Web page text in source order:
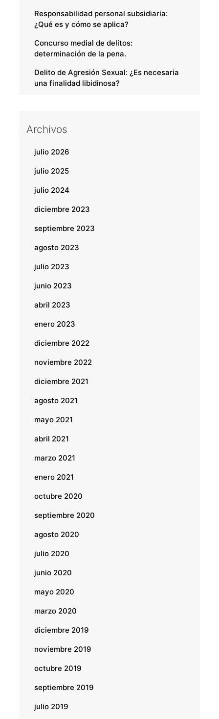
Responsabilidad personal subsidiaria:
¿Qué es y cómo se aplica?
Concurso medial de delitos:
determinación de la pena.
Delito de Agresión Sexual: ¿Es necesaria
una finalidad libidinosa?
Archivos
julio 2026
julio 2025
julio 2024
diciembre 2023
septiembre 2023
agosto 2023
julio 2023
junio 2023
abril 2023
enero 2023
diciembre 2022
noviembre 2022
diciembre 2021
agosto 2021
mayo 2021
abril 2021
marzo 2021
enero 2021
octubre 2020
septiembre 2020
agosto 2020
julio 2020
junio 2020
mayo 2020
marzo 2020
diciembre 2019
noviembre 2019
octubre 2019
septiembre 2019
julio 2019